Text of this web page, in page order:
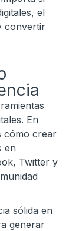
el
convertir
En
cómo crear
en
Twitter y
sólida en
generar